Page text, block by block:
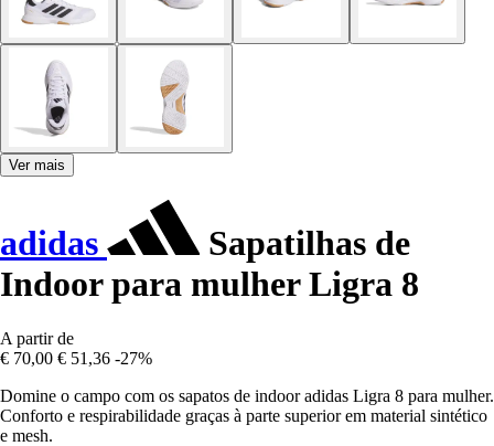
Ver mais
adidas
Sapatilhas de
Indoor para mulher Ligra 8
A partir de
€ 70,00 € 51,36 -27%
Domine o campo com os sapatos de indoor adidas Ligra 8 para mulher.
Conforto e respirabilidade graças à parte superior em material sintético
e mesh.